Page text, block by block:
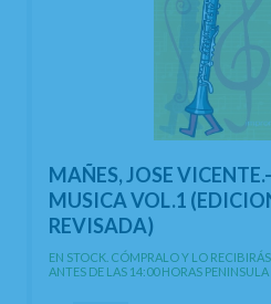
MAÑES, JOSE
MUSICA VOL.1
REVISADA)
EN STOCK. CÓMPRALO Y LO
ANTES DE LAS 14:00 HORAS PENINSULA